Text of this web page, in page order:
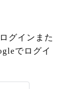
グインまた
でログイ